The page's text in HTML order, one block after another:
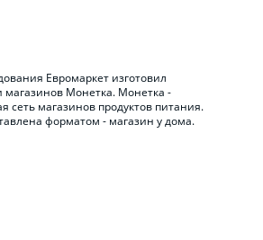
Евромаркет изготовил
магазинов Монетка. Монетка -
сеть магазинов продуктов питания.
форматом - магазин у дома.